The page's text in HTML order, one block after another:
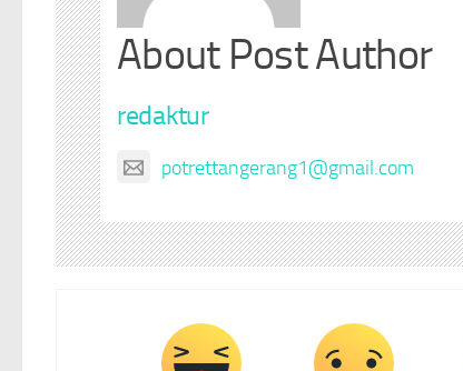
About Post Author
redaktur
potrettangerang1@gmail.com